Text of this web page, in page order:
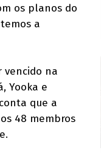
os planos do
a
vencido na
Yooka e
que a
48 membros